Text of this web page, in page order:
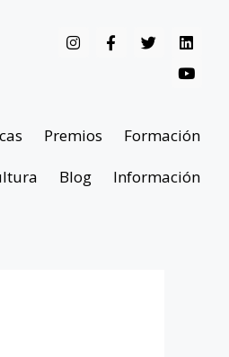
Premios
Formación
Blog Información